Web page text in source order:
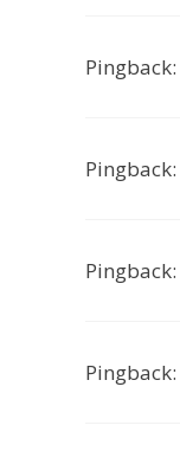
Pingback:
Pingback:
Pingback:
Pingback: